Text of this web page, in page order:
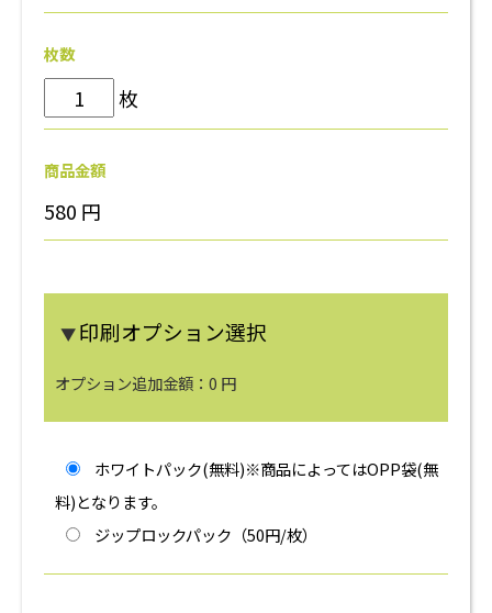
枚数
枚
商品金額
580 円
▼印刷オプション選択
オプション追加金額： 0 円
ホワイトパック(無料)※商品によってはOPP袋(無
料)となります。
ジップロックパック（50円/枚）